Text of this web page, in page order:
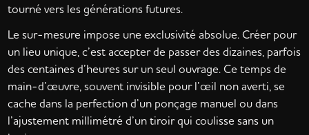
tourné vers les générations futures.
Le sur-mesure impose une exclusivité absolue. Créer pour
un lieu unique, c’est accepter de passer des dizaines, parfois
des centaines d’heures sur un seul ouvrage. Ce temps de
main-d’œuvre, souvent invisible pour l’œil non averti, se
cache dans la perfection d’un ponçage manuel ou dans
l’ajustement millimétré d’un tiroir qui coulisse sans un